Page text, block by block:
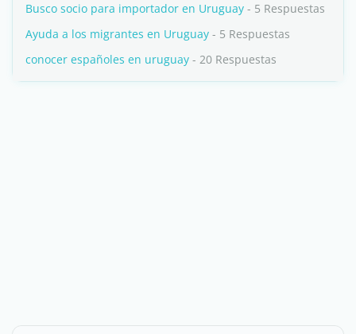
Busco socio para importador en Uruguay - 5 Respuestas
Ayuda a los migrantes en Uruguay - 5 Respuestas
conocer españoles en uruguay - 20 Respuestas